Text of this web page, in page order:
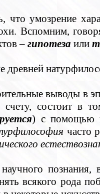
что умозрение
Вспомним,
– гипотеза или
древней
выводы в
состоит в
) с помощью
часто
познания,
всякого рода